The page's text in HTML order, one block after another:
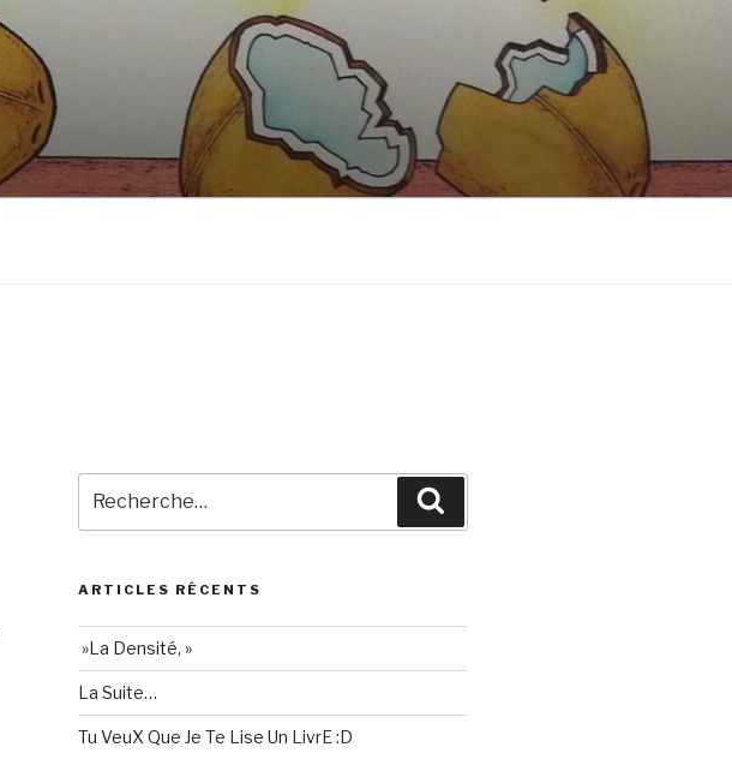
pour
:
ARTICLES RÉCENTS
»La Densité, »
La Suite…
Tu VeuX Que Je Te Lise Un LivrE :D